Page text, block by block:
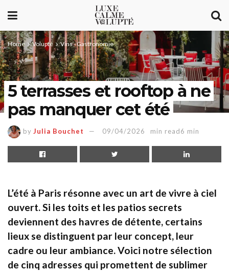
Home Volupté Vins - Gastronomie
5 terrasses et rooftop à ne
pas manquer cet été
by Julia Bouchet 09/04/2026 min read6 min
L’été à Paris résonne avec un art de vivre à ciel
ouvert. Si les toits et les patios secrets
deviennent des havres de détente, certains
lieux se distinguent par leur concept, leur
cadre ou leur ambiance. Voici notre sélection
de cinq adresses qui promettent de sublimer